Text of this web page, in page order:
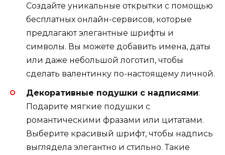
Создайте уникальные открытки с помощью
бесплатных онлайн-сервисов, которые
предлагают элегантные шрифты и
символы. Вы можете добавить имена, даты
или даже небольшой логотип, чтобы
сделать валентинку по-настоящему личной.
Декоративные подушки с надписями:
Подарите мягкие подушки с
романтическими фразами или цитатами.
Выберите красивый шрифт, чтобы надпись
выглядела элегантно и стильно. Такие